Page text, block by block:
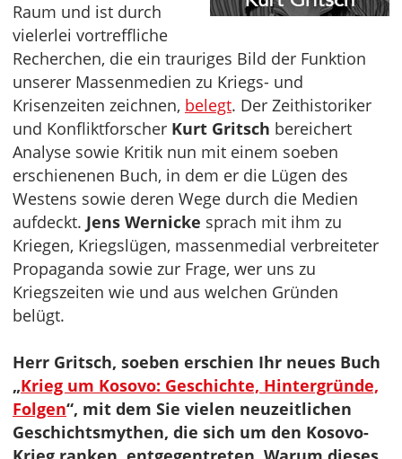
Raum und ist durch
vielerlei vortreffliche
Recherchen, die ein trauriges Bild der Funktion
unserer Massenmedien zu Kriegs- und
Krisenzeiten zeichnen, belegt. Der Zeithistoriker
und Konfliktforscher Kurt Gritsch bereichert
Analyse sowie Kritik nun mit einem soeben
erschienenen Buch, in dem er die Lügen des
Westens sowie deren Wege durch die Medien
aufdeckt. Jens Wernicke sprach mit ihm zu
Kriegen, Kriegslügen, massenmedial verbreiteter
Propaganda sowie zur Frage, wer uns zu
Kriegszeiten wie und aus welchen Gründen
belügt.
Herr Gritsch, soeben erschien Ihr neues Buch
„Krieg um Kosovo: Geschichte, Hintergründe,
Folgen“, mit dem Sie vielen neuzeitlichen
Geschichtsmythen, die sich um den Kosovo-